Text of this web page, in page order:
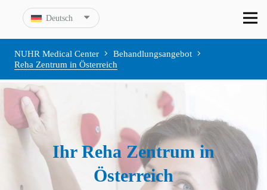
Deutsch
NUHR Medical Center
Behandlungsangebot
Reha Zentrum in Österreich
Ihr Reha Zentrum in
Österreich